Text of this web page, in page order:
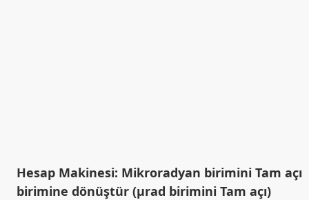
Hesap Makinesi: Mikroradyan birimini Tam açı
birimine dönüştür (µrad birimini Tam açı)